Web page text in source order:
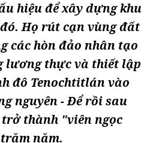
hiệu để xây dựng khu
Họ rút cạn vùng đất
các hòn đảo nhân tạo
lương thực và thiết lập
đô Tenochtitlán vào
nguyên - Để rồi sau
thành "viên ngọc
năm.